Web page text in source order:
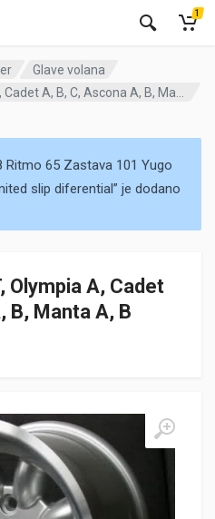
1
Glave volana
Ritmo 65 Zastava 101 Yugo
slip diferential” je dodano
Olympia A, Cadet
B, Manta A, B